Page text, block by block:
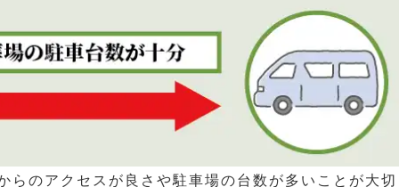
らのアクセスが良さや駐車場の台数が多いことが大切